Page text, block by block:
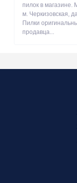
пилок в магазине.
м. Черкизовская,
Пилки
продавца...